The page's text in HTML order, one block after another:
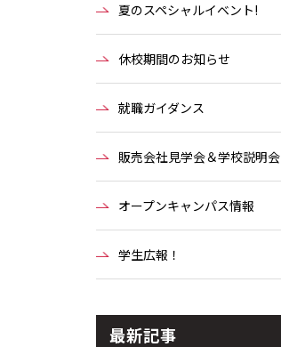
夏のスペシャルイベント!
休校期間のお知らせ
就職ガイダンス
販売会社見学会＆学校説明会
オープンキャンパス情報
学生広報！
最新記事